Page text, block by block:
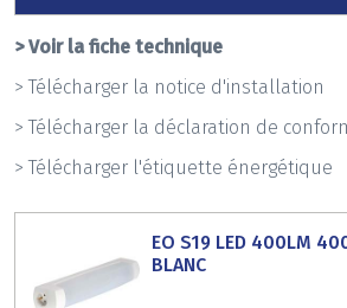
> Voir la fiche technique
> Télécharger la notice d'installation
> Télécharger la déclaration de
> Télécharger l'étiquette énergétique
EO S19 LED 400LM
BLANC